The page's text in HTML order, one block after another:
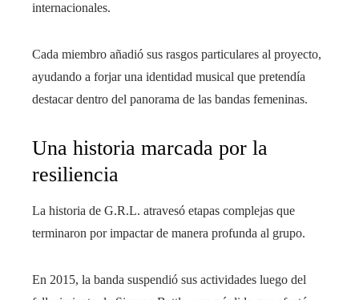
internacionales.
Cada miembro añadió sus rasgos particulares al proyecto,
ayudando a forjar una identidad musical que pretendía
destacar dentro del panorama de las bandas femeninas.
Una historia marcada por la
resiliencia
La historia de G.R.L. atravesó etapas complejas que
terminaron por impactar de manera profunda al grupo.
En 2015, la banda suspendió sus actividades luego del